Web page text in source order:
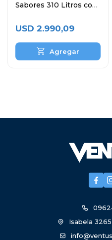
Sabores 310 Litros con
USD 2.990,09

Isabela